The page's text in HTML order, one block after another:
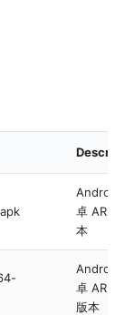
Android
卓 ARM
本
Android
卓
版本